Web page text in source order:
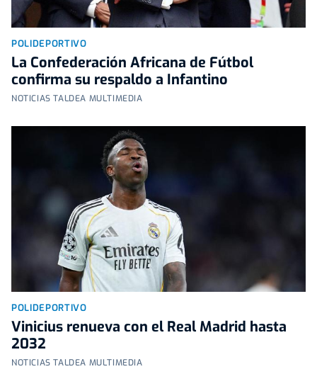
POLIDEPORTIVO
La Confederación Africana de Fútbol
confirma su respaldo a Infantino
NOTICIAS TALDEA MULTIMEDIA
POLIDEPORTIVO
Vinicius renueva con el Real Madrid hasta
2032
NOTICIAS TALDEA MULTIMEDIA